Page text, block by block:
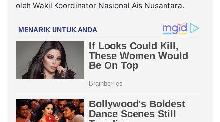
oleh Wakil Koordinator Nasional Ais Nusantara.